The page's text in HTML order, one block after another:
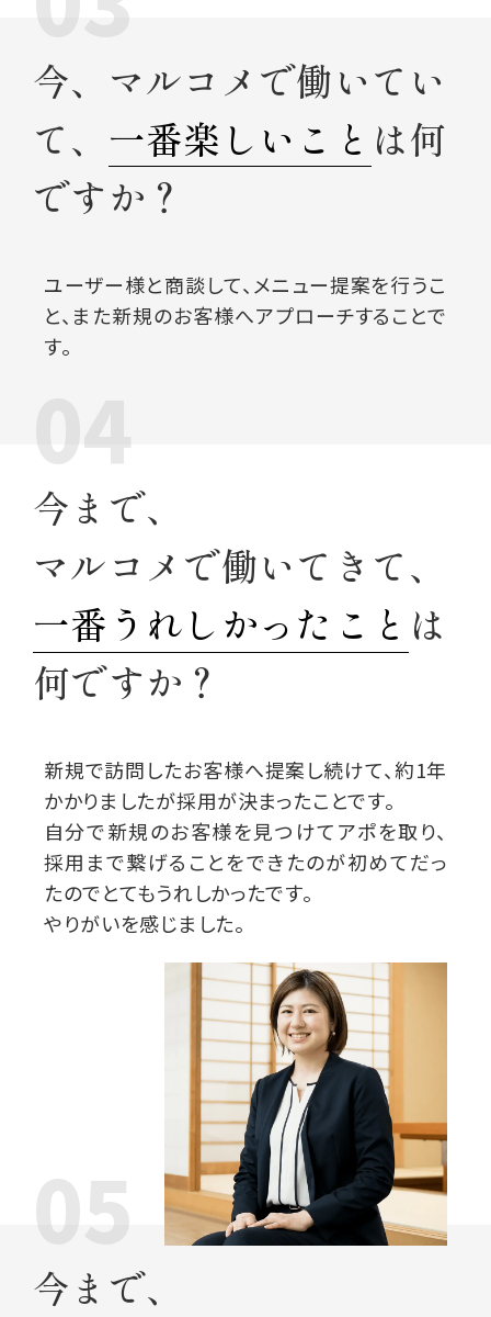
今、マルコメで働いてい
て、 一番楽しいこと は何
ですか？
ユーザー様と商談して、メニュー提案を行うこ
と、また新規のお客様へアプローチすることで
す。
04
今まで、
マルコメで働いてきて、
一番うれしかったこと は
何ですか？
新規で訪問したお客様へ提案し続けて、約1年
かかりましたが採用が決まったことです。
自分で新規のお客様を見つけてアポを取り、
採用まで繋げることをできたのが初めてだっ
たのでとてもうれしかったです。
やりがいを感じました。
05
今まで、